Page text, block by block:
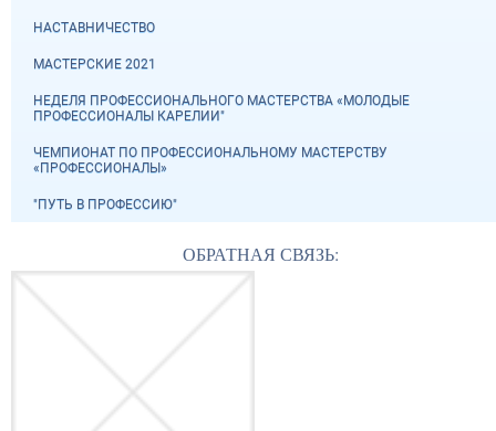
НАСТАВНИЧЕСТВО
МАСТЕРСКИЕ 2021
НЕДЕЛЯ ПРОФЕССИОНАЛЬНОГО МАСТЕРСТВА «МОЛОДЫЕ
ПРОФЕССИОНАЛЫ КАРЕЛИИ"
ЧЕМПИОНАТ ПО ПРОФЕССИОНАЛЬНОМУ МАСТЕРСТВУ
«ПРОФЕССИОНАЛЫ»
"ПУТЬ В ПРОФЕССИЮ"
ОБРАТНАЯ СВЯЗЬ: